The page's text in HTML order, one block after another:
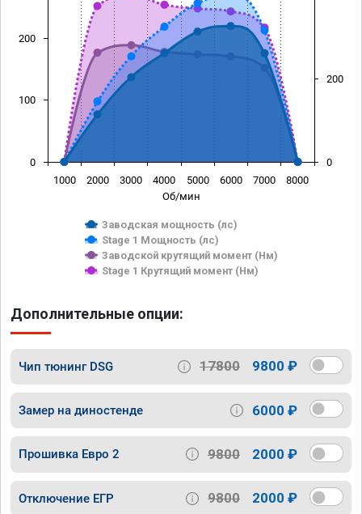
Об/мин
Заводская мощность (лс)
Stage 1 Мощность (лс)
Заводской крутящий момент (Нм)
Stage 1 Крутящий момент (Нм)
1000 2000 3000 4000 5000 6000 7000 8000
0
100
200
0
200
Дополнительные опции:
Чип тюнинг DSG 17800 9800 ₽
Замер на диностенде 6000 ₽
Прошивка Евро 2 9800 2000 ₽
Отключение ЕГР 9800 2000 ₽